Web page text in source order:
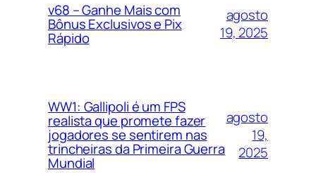
v68 – Ganhe Mais com
Bônus Exclusivos e Pix
Rápido
agosto
19, 2025
WW1: Gallipoli é um FPS
realista que promete fazer
jogadores se sentirem nas
trincheiras da Primeira Guerra
Mundial
agosto
19,
2025